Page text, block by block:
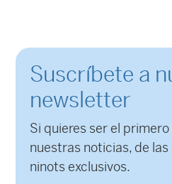
Suscríbete a
newsletter
Si quieres ser el
nuestras noticias, de
ninots exclusivos.